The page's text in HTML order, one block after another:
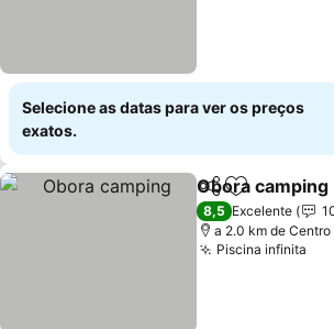
Selecione as datas para ver os preços
exatos.
PartilharAdicionar
Obora camping
8,5 Excelente
a 2.0 km de
Piscina infinita